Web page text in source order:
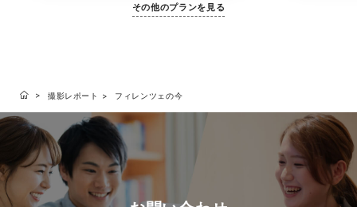
その他のプランを見る
撮影レポート フィレンツェの今